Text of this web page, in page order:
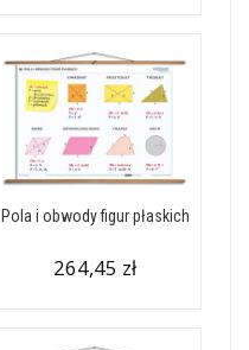
Pola i obwody figur płaskich
264,45 zł